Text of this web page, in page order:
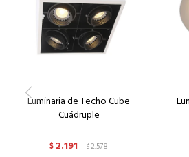
Luminaria de Techo Cube
Cuádruple
$ 2.191 $2.578